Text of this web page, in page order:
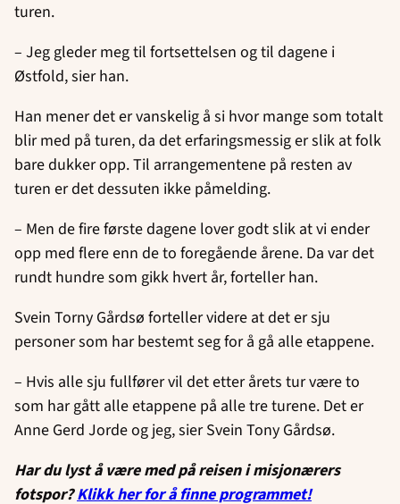
turen.
– Jeg gleder meg til fortsettelsen og til dagene i
Østfold, sier han.
Han mener det er vanskelig å si hvor mange som totalt
blir med på turen, da det erfaringsmessig er slik at folk
bare dukker opp. Til arrangementene på resten av
turen er det dessuten ikke påmelding.
– Men de fire første dagene lover godt slik at vi ender
opp med flere enn de to foregående årene. Da var det
rundt hundre som gikk hvert år, forteller han.
Svein Torny Gårdsø forteller videre at det er sju
personer som har bestemt seg for å gå alle etappene.
– Hvis alle sju fullfører vil det etter årets tur være to
som har gått alle etappene på alle tre turene. Det er
Anne Gerd Jorde og jeg, sier Svein Tony Gårdsø.
Har du lyst å være med på reisen i misjonærers
fotspor?Klikk her for å finne programmet!